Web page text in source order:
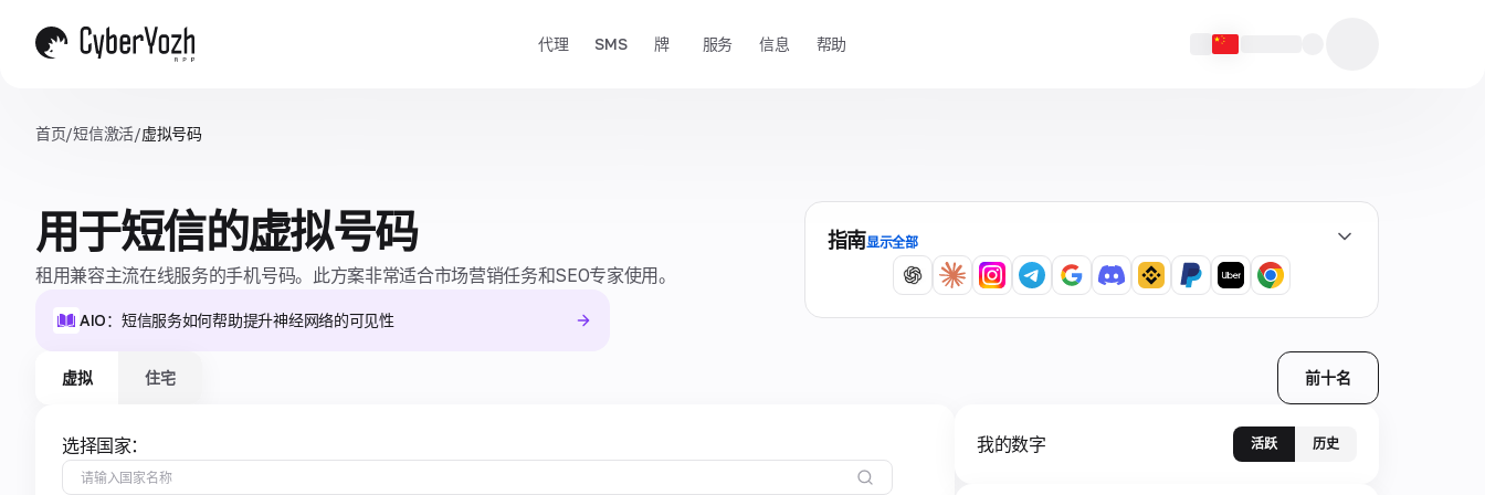
代理 SMS 牌 服务 信息 帮助
首页/短信激活/虚拟号码
用于短信的虚拟号码
租用兼容主流在线服务的手机号码。此方案非常适合市场营销任务和SEO专家使用。
AIO：短信服务如何帮助提升神经网络的可见性
指南显示全部
虚拟 住宅 前十名
选择国家： 我的数字 活跃 历史